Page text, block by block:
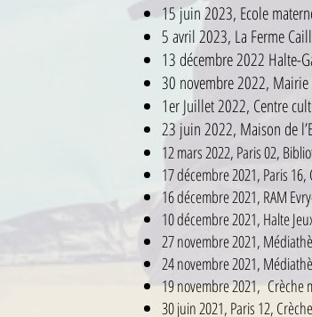
15 juin 2023, Ecole
5 avril 2023, La Ferme
13 décembre 2022 Halte-
30 novembre 2022,
1er Juillet 2022, Centre
23 juin 2022, Maison de
12 mars 2022, Paris 02,
17 décembre 2021, Paris
16 décembre 2021, RAM
10 décembre 2021, Halte
27 novembre 2021,
24 novembre 2021,
19 novembre 2021, Crèche
30 juin 2021, Paris 12,